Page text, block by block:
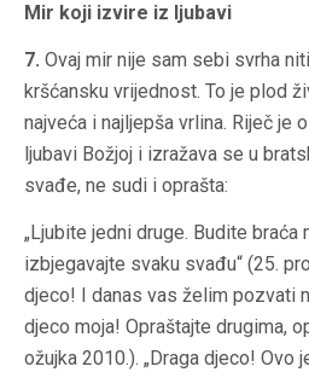
Mir koji izvire iz ljubavi
7. Ovaj mir nije sam sebi svrha
kršćansku vrijednost. To je plod
najveća i najljepša vrlina. Riječ je
ljubavi Božjoj i izražava se u
svađe, ne sudi i oprašta:
„Ljubite jedni druge. Budite braća
izbjegavajte svaku svađu“ (25.
djeco! I danas vas želim pozvati
djeco moja! Opraštajte drugima,
ožujka 2010.). „Draga djeco! Ovo